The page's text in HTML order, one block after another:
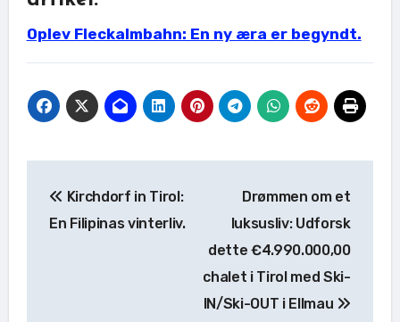
Oplev Fleckalmbahn: En ny æra er begyndt.
Kirchdorf in Tirol:
En Filipinas vinterliv.
Drømmen om et
luksusliv: Udforsk
dette €4.990.000,00
chalet i Tirol med Ski-
IN/Ski-OUT i Ellmau